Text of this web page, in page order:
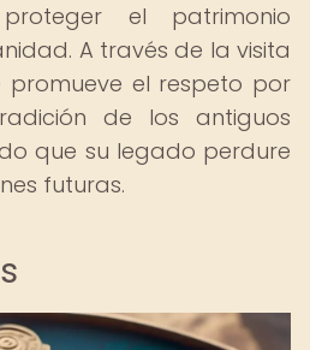
el patrimonio
A través de la visita
promueve el respeto por
de los antiguos
que su legado perdure
futuras.